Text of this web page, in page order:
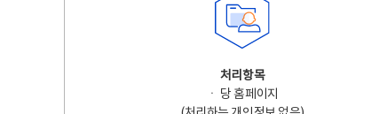
처리항목
ㆍ 당 홈페이지